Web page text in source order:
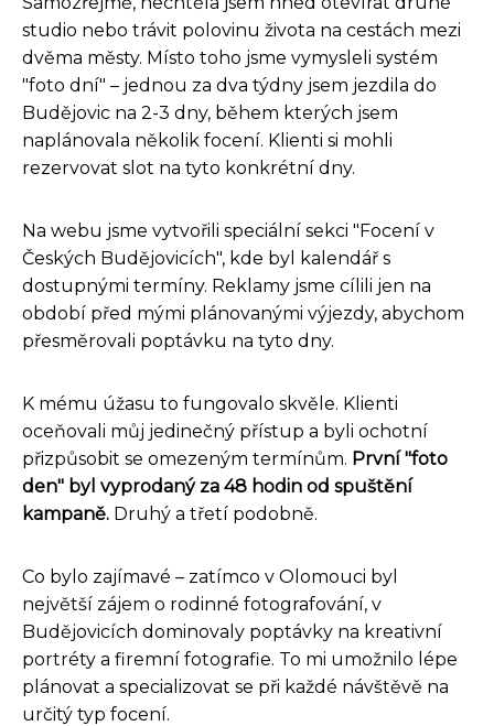
studio nebo trávit polovinu života na cestách mezi
dvěma městy. Místo toho jsme vymysleli systém
"foto dní" – jednou za dva týdny jsem jezdila do
Budějovic na 2-3 dny, během kterých jsem
naplánovala několik focení. Klienti si mohli
rezervovat slot na tyto konkrétní dny.
Na webu jsme vytvořili speciální sekci "Focení v
Českých Budějovicích", kde byl kalendář s
dostupnými termíny. Reklamy jsme cílili jen na
období před mými plánovanými výjezdy, abychom
přesměrovali poptávku na tyto dny.
K mému úžasu to fungovalo skvěle. Klienti
oceňovali můj jedinečný přístup a byli ochotní
přizpůsobit se omezeným termínům. První "foto
den" byl vyprodaný za 48 hodin od spuštění
kampaně. Druhý a třetí podobně.
Co bylo zajímavé – zatímco v Olomouci byl
největší zájem o rodinné fotografování, v
Budějovicích dominovaly poptávky na kreativní
portréty a firemní fotografie. To mi umožnilo lépe
plánovat a specializovat se při každé návštěvě na
určitý typ focení.